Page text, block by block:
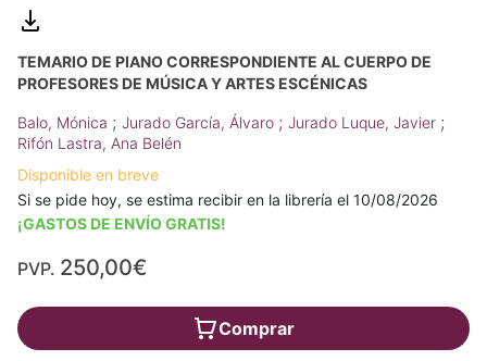
TEMARIO DE PIANO CORRESPONDIENTE AL CUERPO DE
PROFESORES DE MÚSICA Y ARTES ESCÉNICAS
Balo, Mónica ; Jurado García, Álvaro ; Jurado Luque, Javier ;
Rifón Lastra, Ana Belén
Disponible en breve
Si se pide hoy, se estima recibir en la librería el 10/08/2026
¡GASTOS DE ENVÍO GRATIS!
PVP. 250,00€
Comprar